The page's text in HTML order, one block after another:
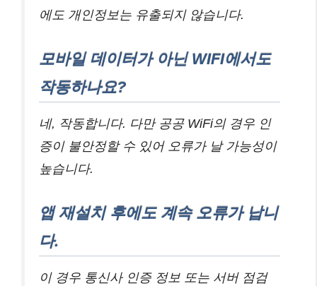
에도 개인정보는 유출되지 않습니다.
모바일 데이터가 아닌 WIFI에서도
작동하나요?
네, 작동합니다. 다만 공공 WiFi의 경우 인
증이 불안정할 수 있어 오류가 날 가능성이
높습니다.
앱 재설치 후에도 계속 오류가 납니
다.
이 경우 통신사 인증 정보 또는 서버 점검